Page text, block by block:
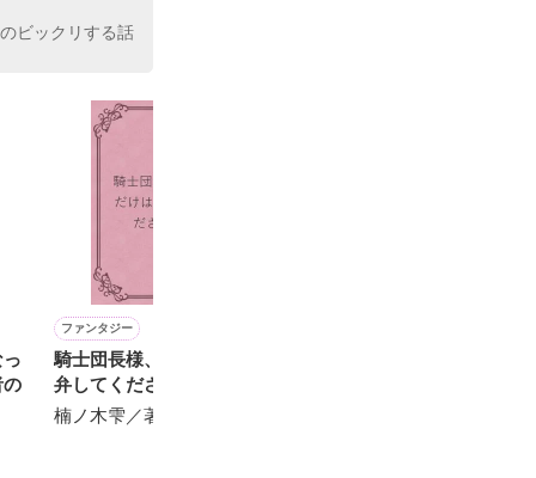
ビックリする話
の
ファンタジー
騎士団長様、クビだけは勘
弁してくださいっ！
楠ノ木雫／著